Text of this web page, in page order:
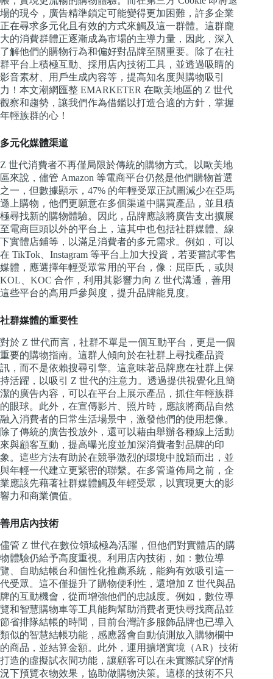
場的現今，廣告精準鎖定可能變得更加困難，許多企業
正在尋求多元化且有效的方式來觸及這一群體。這群龐
大的消費群體正逐漸成為市場的主導力量，因此，深入
了解他們的購物行為和偏好對品牌至關重要。除了在社
群平台上積極互動、採用店內技術工具，並透過吸睛的
影音素材、用戶生成內容等，提高知名度與購物吸引
力！本文潮網匯整 EMARKETER 在歐美地區的 Z 世代
觀察和趨勢，讓我們作為借鑑以打造合適的方針，掌握
年輕族群的心！
多元化媒體渠道
Z 世代消費者不再僅局限於傳統的購物方式。以歐美地
區來說，儘管 Amazon 等電商平台仍然是他們購物首選
之一，但數據顯示，47% 的年輕受眾正試圖減少在亞馬
遜上購物，他們更願意在多個渠道中購買產品，並且積
極尋找新的購物體驗。因此，品牌應該將廣告支出擴展
至電商巨頭以外的平台上，這其中也包括社群媒體、線
下實體店鋪等，以滿足消費者的多元需求。例如，可以
在 TikTok、Instagram 等平台上加大投資，若要嘗試零售
媒體，應選擇年輕受眾常用的平台，像：屈臣氏，或與
KOL、KOC 合作，利用其影響力向 Z 世代溝通，善用
這些平台的高用戶參與度，提升品牌能見度。
社群媒體的重要性
對於 Z 世代而言，社群不單是一個互動平台，更是一個
重要的購物指南。這群人傾向於在社群上尋找產品資
訊，而不是依賴搜尋引擎。這意味著品牌應在社群上保
持活躍，以吸引 Z 世代的注意力。透過提供視覺化且簡
潔的廣告內容，可以在平台上展示產品，抓住年輕族群
的眼球。此外，在宣傳影片、照片時，應該將商品自然
融入消費者的日常生活場景中，激發他們的使用想像。
除了傳統的廣告投放外，還可以藉由舉辦各種線上活動
來與顧客互動，提高曝光度並加深消費者對品牌的印
象。這些方法有助於在競爭激烈的環境中脫穎而出，並
與年輕一代建立更緊密的聯繫。在多管道佈局之前，企
業應該先藉著社群媒體觸及年輕受眾，以實現更大的影
響力和商業價值。
善用店內技術
儘管 Z 世代在數位領域極為活躍，但他們對實體店的購
物體驗仍給予高度重視。利用店內技術，如：數位導
覽、自助結帳台和個性化推薦系統，能夠有效吸引這一
代受眾。這不僅提升了購物便利性，還增加 Z 世代與品
牌的互動機會，從而增強他們的忠誠度。例如，數位導
覽和智慧購物車等工具能夠幫助消費者更快尋找商品並
節省排隊結帳的時間，目前台灣許多服飾品牌也已導入
類似的智慧結帳功能，感應器會自動偵測放入購物欄中
的商品，並結算金額。此外，運用擴增實境（AR）技術
打造的虛擬試衣間功能，讓顧客可以在未實際試穿的情
況下預覽衣物效果，協助做購物決策。這樣的技術不只